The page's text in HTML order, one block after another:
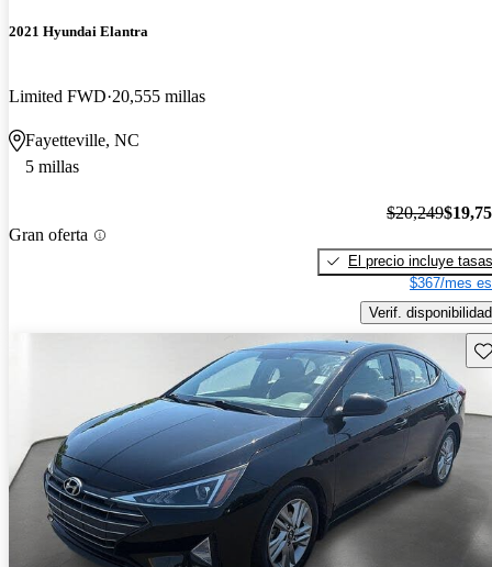
2021 Hyundai Elantra
Limited FWD 20,555 millas
Fayetteville, NC
5 millas
Gran oferta
$20,249
El precio incluye tasas
$367/mes
Verif. disponibilidad